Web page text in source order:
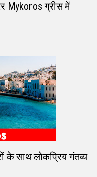
Mykonos ग्रीस में
के साथ लोकप्रिय गंतव्य